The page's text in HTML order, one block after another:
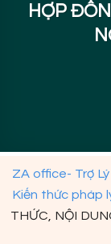
HỢP
ZA office- Trợ
Kiến thức pháp
THỨC, NỘI